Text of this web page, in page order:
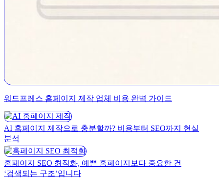
워드프레스 홈페이지 제작 업체 비용 완벽 가이드
AI 홈페이지 제작으로 충분할까? 비용부터 SEO까지 현실
분석
홈페이지 SEO 최적화, 예쁜 홈페이지보다 중요한 건
‘검색되는 구조’입니다